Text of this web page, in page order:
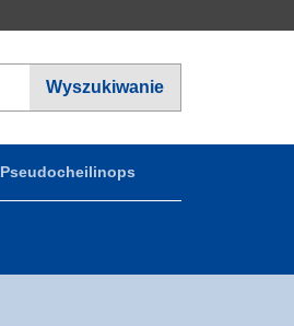
Wyszukiwanie
Pseudocheilinops